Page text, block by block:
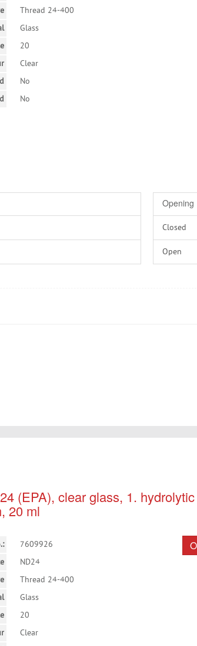
Thread 24-400
Glass
20
Clear
No
No
Opening
Closed
Open
(EPA), clear glass, 1. hydrolytic
20 ml
7609926
ND24
Thread 24-400
Glass
20
Clear